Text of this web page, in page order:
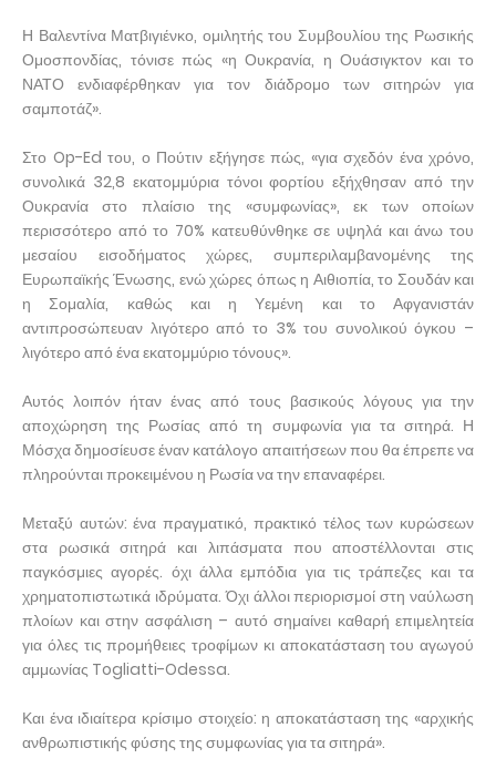
Η Βαλεντίνα Ματβιγιένκο, ομιλητής του Συμβουλίου της Ρωσικής
Ομοσπονδίας, τόνισε πώς «η Ουκρανία, η Ουάσιγκτον και το
ΝΑΤΟ ενδιαφέρθηκαν για τον διάδρομο των σιτηρών για
σαμποτάζ».
Στο Op-Ed του, ο Πούτιν εξήγησε πώς, «για σχεδόν ένα χρόνο,
συνολικά 32,8 εκατομμύρια τόνοι φορτίου εξήχθησαν από την
Ουκρανία στο πλαίσιο της «συμφωνίας», εκ των οποίων
περισσότερο από το 70% κατευθύνθηκε σε υψηλά και άνω του
μεσαίου εισοδήματος χώρες, συμπεριλαμβανομένης της
Ευρωπαϊκής Ένωσης, ενώ χώρες όπως η Αιθιοπία, το Σουδάν και
η Σομαλία, καθώς και η Υεμένη και το Αφγανιστάν
αντιπροσώπευαν λιγότερο από το 3% του συνολικού όγκου –
λιγότερο από ένα εκατομμύριο τόνους».
Αυτός λοιπόν ήταν ένας από τους βασικούς λόγους για την
αποχώρηση της Ρωσίας από τη συμφωνία για τα σιτηρά. Η
Μόσχα δημοσίευσε έναν κατάλογο απαιτήσεων που θα έπρεπε να
πληρούνται προκειμένου η Ρωσία να την επαναφέρει.
Μεταξύ αυτών: ένα πραγματικό, πρακτικό τέλος των κυρώσεων
στα ρωσικά σιτηρά και λιπάσματα που αποστέλλονται στις
παγκόσμιες αγορές. όχι άλλα εμπόδια για τις τράπεζες και τα
χρηματοπιστωτικά ιδρύματα. Όχι άλλοι περιορισμοί στη ναύλωση
πλοίων και στην ασφάλιση – αυτό σημαίνει καθαρή επιμελητεία
για όλες τις προμήθειες τροφίμων κι αποκατάσταση του αγωγού
αμμωνίας Togliatti-Odessa.
Και ένα ιδιαίτερα κρίσιμο στοιχείο: η αποκατάσταση της «αρχικής
ανθρωπιστικής φύσης της συμφωνίας για τα σιτηρά».